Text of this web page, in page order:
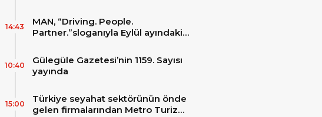
MAN, “Driving. People.
Partner.”sloganıyla Eylül ayındaki
14:43
Gülegüle Gazetesi’nin 1159. Sayısı
yayında
10:40
Türkiye seyahat sektörünün önde
gelen firmalarından Metro Turizm
15:00